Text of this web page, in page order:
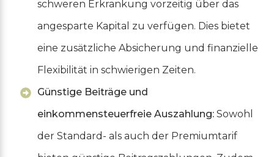
schweren Erkrankung vorzeitig über das
angesparte Kapital zu verfügen. Dies bietet
eine zusätzliche Absicherung und finanzielle
Flexibilität in schwierigen Zeiten.
Günstige Beiträge und
einkommensteuerfreie Auszahlung: Sowohl
der Standard- als auch der Premiumtarif